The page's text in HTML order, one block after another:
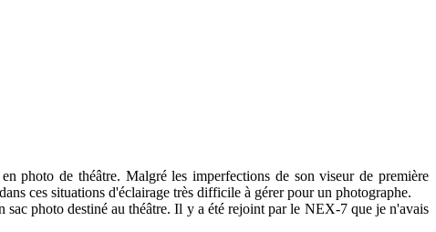
photo de théâtre. Malgré les imperfections de son viseur de première
ces situations d'éclairage très difficile à gérer pour un photographe.
photo destiné au théâtre. Il y a été rejoint par le NEX-7 que je n'avais